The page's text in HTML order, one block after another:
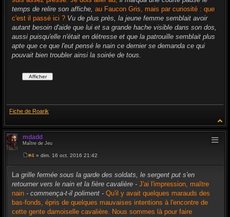
temps de relire son affiche, au Faucon Gris, mais par curiosité : que
c'est il passé ici ? Vu de plus près, la jeune femme semblait avoir
autant besoin d'aide que lui et sa grande hache visible dans son dos,
aussi puisqu'elle n'était en détresse et que la patrouille semblait plus
apte que ce que l'eut pensé le nain ce dernier se demanda ce qui
pouvait bien troubler ainsi la soirée de tous.
Fiche de Roarik
mdadd
Maître de Jeu
s
s
a
e
#4 » dim. 16 oct. 2016 21:42
La grille fermée sous la garde des soldats, le sergent put s'en
retourner vers le nain et la fière cavalière - J'ai l'impression, maître
nain - commença-t-il poliment - Qu'il y avait quelques marauds des
bas-fonds, épris de quelques mauvaises intentions à l'encontre de
cette gente damoiselle cavalière. Nous sommes là pour faire